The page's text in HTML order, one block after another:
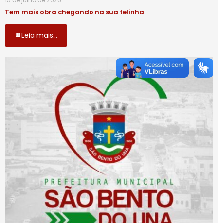
Tem mais obra chegando na sua telinha!
Leia mais...